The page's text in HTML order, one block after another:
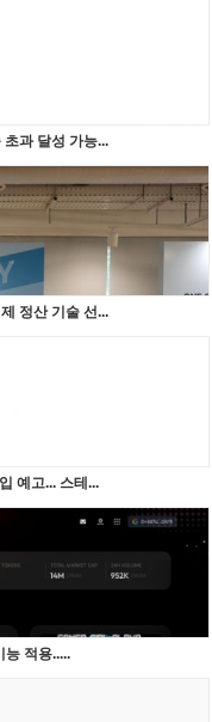
과 달성 가능...
정산 기술 선...
예고... 스테...
능 적용.....